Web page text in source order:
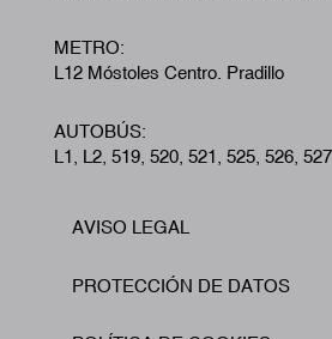
METRO:
L12 Móstoles Centro. Pradillo
AUTOBÚS:
L1, L2, 519, 520, 521, 525, 526, 527
Footer
AVISO LEGAL
PROTECCIÓN DE DATOS